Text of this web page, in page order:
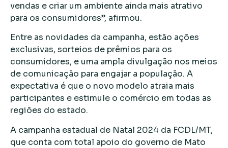
vendas e criar um ambiente ainda mais atrativo
para os consumidores”, afirmou.
Entre as novidades da campanha, estão ações
exclusivas, sorteios de prêmios para os
consumidores, e uma ampla divulgação nos meios
de comunicação para engajar a população. A
expectativa é que o novo modelo atraia mais
participantes e estimule o comércio em todas as
regiões do estado.
A campanha estadual de Natal 2024 da FCDL/MT,
que conta com total apoio do governo de Mato